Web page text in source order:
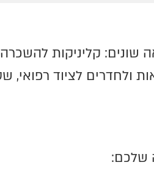
שונים: קליניקות
ולחדרים לציוד רפואי,
שלכם: